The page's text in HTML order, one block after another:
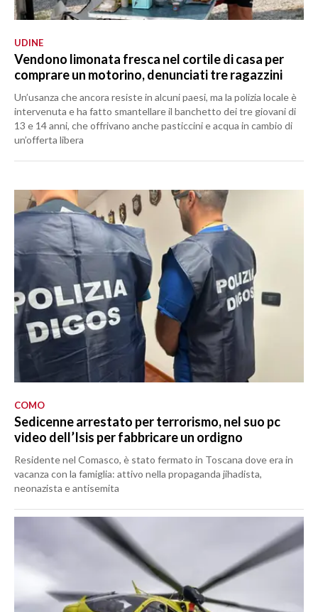
UDINE
Vendono limonata fresca nel cortile di casa per
comprare un motorino, denunciati tre ragazzini
Un’usanza che ancora resiste in alcuni paesi, ma la polizia locale è
intervenuta e ha fatto smantellare il banchetto dei tre giovani di
13 e 14 anni, che offrivano anche pasticcini e acqua in cambio di
un’offerta libera
COMO
Sedicenne arrestato per terrorismo, nel suo pc
video dell’Isis per fabbricare un ordigno
Residente nel Comasco, è stato fermato in Toscana dove era in
vacanza con la famiglia: attivo nella propaganda jihadista,
neonazista e antisemita